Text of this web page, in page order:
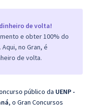
de volta!
e obter 100% do
no Gran, é
de volta.
público da UENP -
, o Gran Concursos